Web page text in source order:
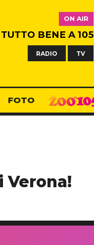
ON AIR
TUTTO BENE A 105
RADIO TV
FOTO
Verona!